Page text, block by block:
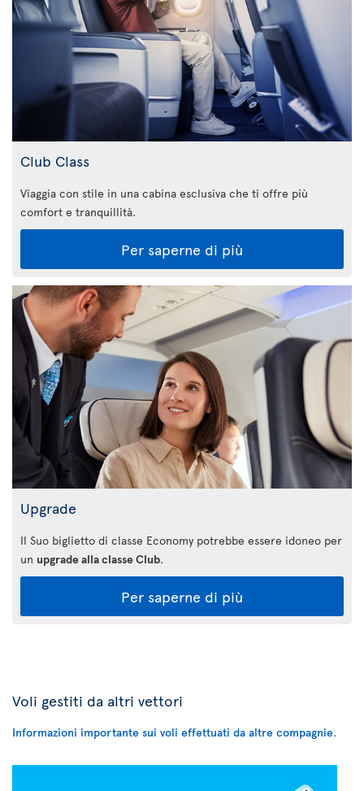
Club Class
Viaggia con stile in una cabina esclusiva che ti offre più
comfort e tranquillità.
Per saperne di più
Upgrade
Il Suo biglietto di classe Economy potrebbe essere idoneo per
un upgrade alla classe Club.
Per saperne di più
Voli gestiti da altri vettori
Informazioni importante sui voli effettuati da altre compagnie.